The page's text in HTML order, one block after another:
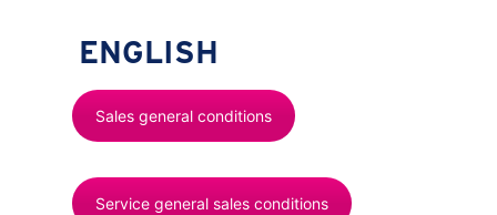
ENGLISH
Sales general conditions
Service general sales conditions